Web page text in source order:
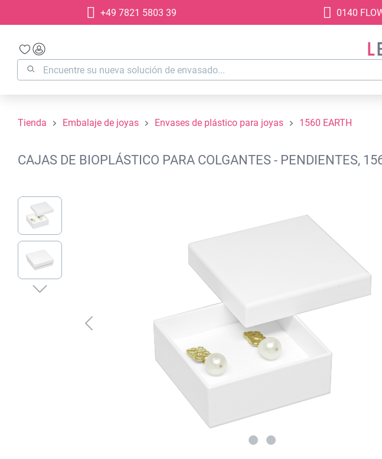
Saltar a la navegación principal
+49 7821 5803 39 0140
Tienda Embalaje de joyas Envases de plástico para joyas 1560 EARTH
CAJAS DE BIOPLÁSTICO PARA COLGANTES - PENDIENTES,
Omitir galería de imágenes